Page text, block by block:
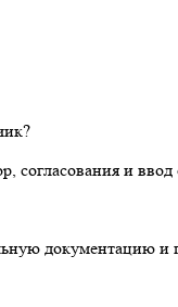
согласования и
документацию